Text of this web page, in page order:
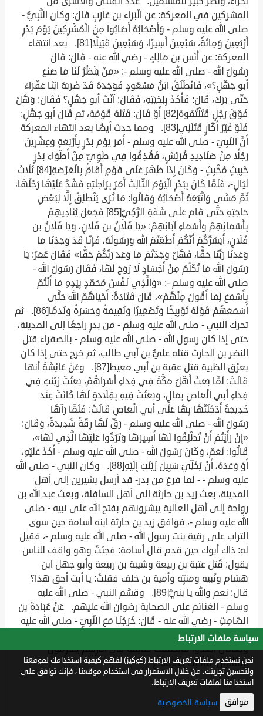
سياسة ملفات الارتباط
نحن نستخدم ملفات تعريف الارتباط (كوكيز) لفهم كيفية استخدامك لموقعنا
ولتحسين تجربتك. من خلال الاستمرار في استخدام موقعنا ، فإنك توافق على
استخدامنا لملفات تعريف الارتباط.
موافق سياسة الخصوصية